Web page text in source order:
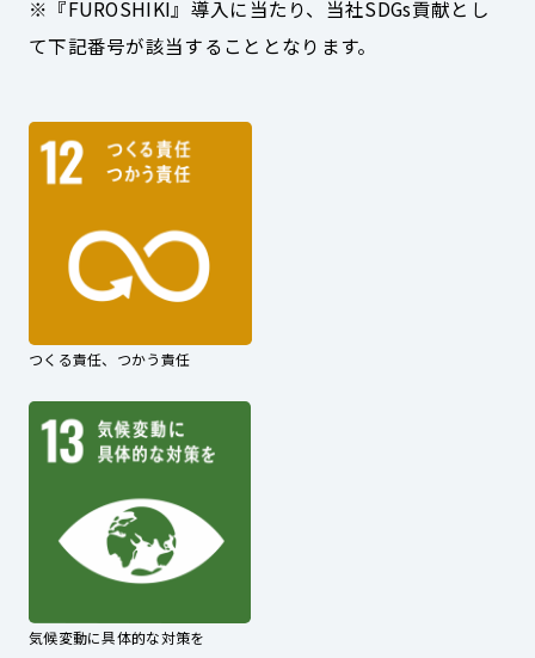
※『FUROSHIKI』導入に当たり、当社SDGs貢献とし
て下記番号が該当することとなります。
つくる責任、つかう責任
気候変動に具体的な対策を